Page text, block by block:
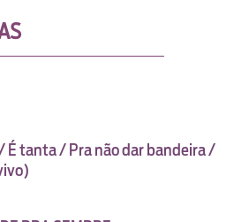
É tanta / Pra não dar bandeira /